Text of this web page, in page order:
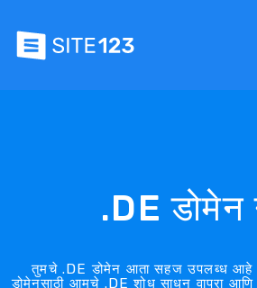
.DE डोमेन
तुमचे .DE डोमेन आता सहज उपलब्ध आहे
डोमेनसाठी आमचे .DE शोध साधन वापरा आणि